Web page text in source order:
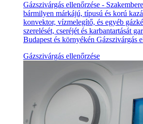
Gázszivárgás ellenőrzése -
bármilyen márkájú, típusú és korú
konvektor, vízmelegítő, és egyéb
szerelését, cseréjét és karbantartását
Budapest és környékén Gázszivárgás
Gázszivárgás ellenőrzése